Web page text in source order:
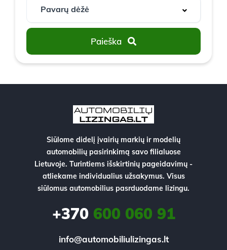
Paieška
Siūlome didelį įvairių markių ir modelių
automobilių pasirinkimą savo filialuose
Lietuvoje. Turintiems išskirtinių pageidavimų -
atliekame individualius užsakymus. Visus
siūlomus automobilius pasrduodame lizingu.
+370600 060 91
info@automobiliulizingas.lt